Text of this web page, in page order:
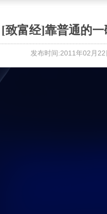
[致富经]靠普通的一
发布时间:2011年02月